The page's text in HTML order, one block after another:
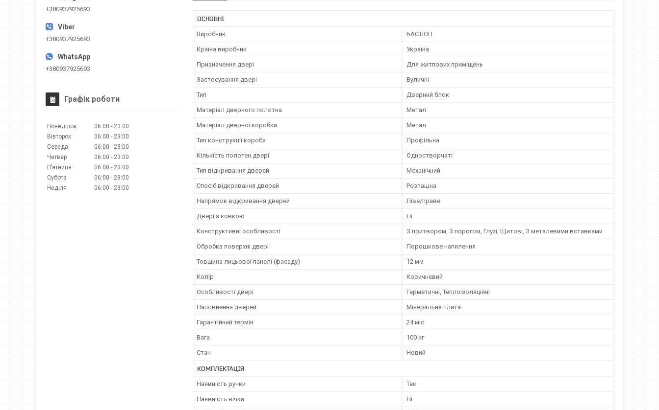
ОСНОВНІ
Виробник БАСТІОН
Країна виробник Україна
Призначення двері Для житлових приміщень
Застосування двері Вуличні
Тип Дверний блок
Матеріал дверного полотна Метал
Матеріал дверної коробки Метал
Тип конструкції короба Профільна
Кількість полотен двері Одностворчаті
Тип відкривання дверей Механічний
Спосіб відкривання дверей Розпашна
Напрямок відкривання дверей Ліве/праве
Двері з ковкою Ні
Конструктивні особливості З притвором, З порогом, Глухі, Щитові, З металевими вставками
Обробка поверхні двері Порошкове напилення
Товщина лицьової панелі (фасаду) 12 мм
Колір Коричневий
Особливості двері Герметичні, Теплоізоляційні
Наповнення дверей Мінеральна плита
Гарантійний термін 24 міс
Вага 100 кг
Стан Новий
КОМПЛЕКТАЦІЯ
Наявність ручки Так
Наявність вічка Ні
+380937925693
+380937925693
+380937925693
Графік роботи
Понеділок 06:00
23:00
Вівторок
06:00
23:00
Середа
06:00
23:00
Четвер
06:00
23:00
Пʼятниця
06:00
23:00
Субота
06:00
23:00
Неділя
06:00 23:00